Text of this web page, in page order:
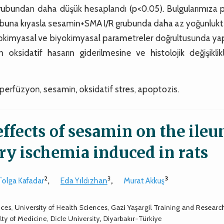
daha düşük hesaplandı (p<0.05).
kıyasla sesamin+SMA I/R grubunda daha az
ve biyokimyasal parametreler doğrultusunda
oksidatif hasarın giderilmesine ve histolojik
sesamin, oksidatif stres, apoptozis.
of sesamin on the
ischemia induced in rats
Kafadar2, Eda Yıldızhan3, Murat Akkuş3
University of Health Sciences, Gazi Yaşargil Training and
of Medicine, Dicle University, Diyarbakır-Türkiye